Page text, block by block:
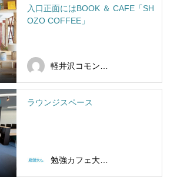
入口正面にはBOOK ＆ CAFE「SH
OZO COFFEE」
ラウンジスペース
勉強カフェ大阪難波